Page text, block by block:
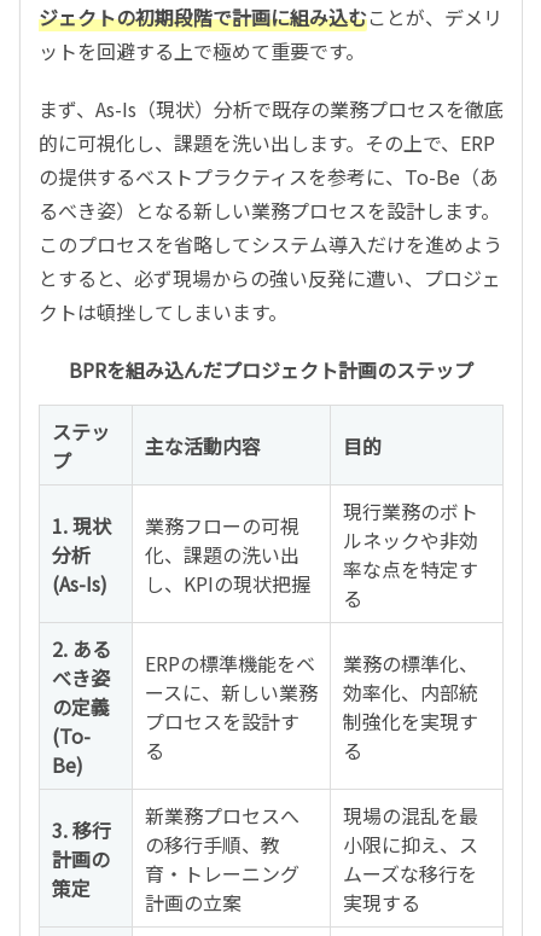
ジェクトの初期段階で計画に組み込むことが、デメリ
ットを回避する上で極めて重要です。
まず、As-Is（現状）分析で既存の業務プロセスを徹底
的に可視化し、課題を洗い出します。その上で、ERP
の提供するベストプラクティスを参考に、To-Be（あ
るべき姿）となる新しい業務プロセスを設計します。
このプロセスを省略してシステム導入だけを進めよう
とすると、必ず現場からの強い反発に遭い、プロジェ
クトは頓挫してしまいます。
BPRを組み込んだプロジェクト計画のステップ
ステッ
プ
主な活動内容 目的
1. 現状
分析
(As-Is)
業務フローの可視
化、課題の洗い出
し、KPIの現状把握
現行業務のボト
ルネックや非効
率な点を特定す
る
2. ある
べき姿
の定義
(To-
Be)
ERPの標準機能をベ
ースに、新しい業務
プロセスを設計す
る
業務の標準化、
効率化、内部統
制強化を実現す
る
3. 移行
計画の
策定
新業務プロセスへ
の移行手順、教
育・トレーニング
計画の立案
現場の混乱を最
小限に抑え、ス
ムーズな移行を
実現する